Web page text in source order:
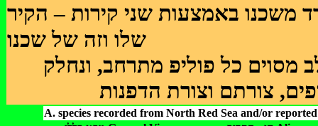
משכנו באמצעות שני קירות – הקיר
שלו וזה של שכנו
מסוים כל פוליפ מתרחב, ונחלק
A. species recorded from North Red Sea and/or